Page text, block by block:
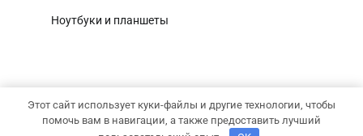
Ноутбуки и планшеты
Copyright © 2026Умный капиталТема News Report от
Этот сайт использует куки-файлы и другие технологии, чтобы
помочь вам в навигации, а также предоставить лучший